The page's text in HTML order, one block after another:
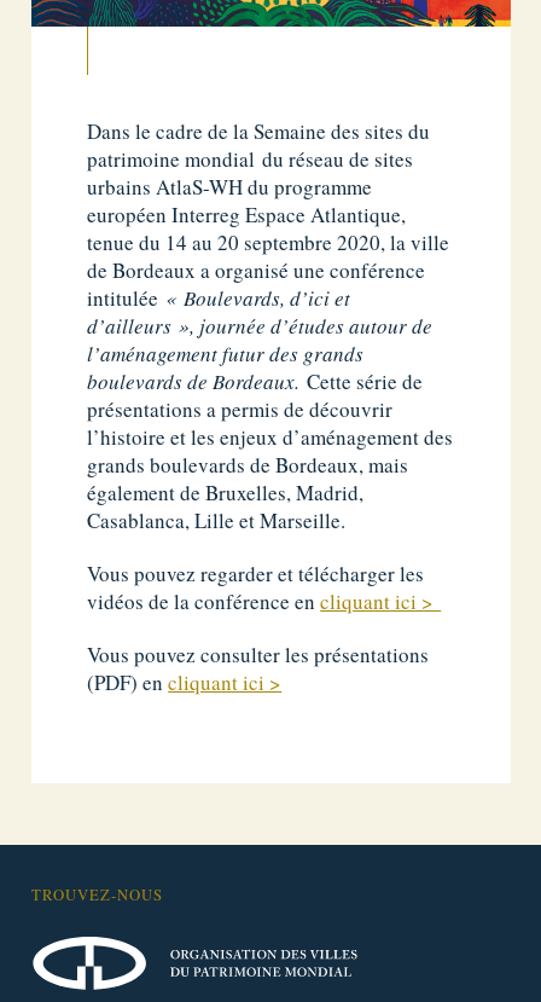
Dans le cadre de la Semaine des sites du
patrimoine mondial du réseau de sites
urbains AtlaS-WH du programme
européen Interreg Espace Atlantique,
tenue du 14 au 20 septembre 2020, la ville
de Bordeaux a organisé une conférence
intitulée « Boulevards, d’ici et
d’ailleurs », journée d’études autour de
l’aménagement futur des grands
boulevards de Bordeaux.Cette série de
présentations a permis de découvrir
l’histoire et les enjeux d’aménagement des
grands boulevards de Bordeaux, mais
également de Bruxelles, Madrid,
Casablanca, Lille et Marseille.
Vous pouvez regarder et télécharger les
vidéos de la conférence encliquant ici >
Vous pouvez consulter les présentations
(PDF) encliquant ici >
TROUVEZ-NOUS